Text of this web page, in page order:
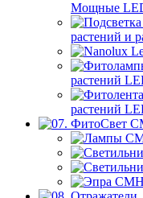
Мощные
растений и
растений
растений